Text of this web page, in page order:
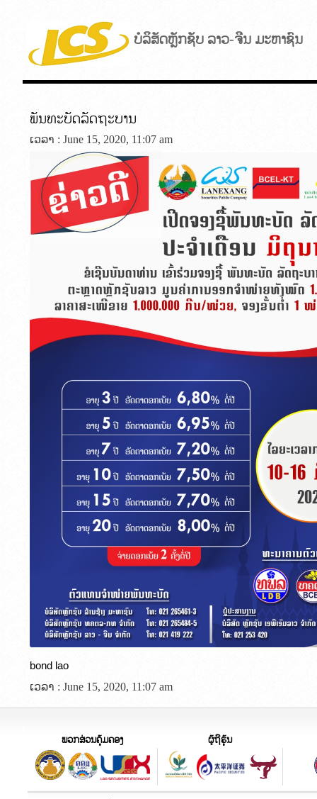
ບໍລິສັດຫຼັກຊັບ ລາວ-ຈີນ ມະຫາຊົນ
ພັນທະບັດລັດຖະບານ
ເວລາ : June 15, 2020, 11:07 am
bond lao
ເວລາ : June 15, 2020, 11:07 am
ພວກສ່ວນຄຸ້ມຄອງ ຜູ້ຖືຮຸ້ນ